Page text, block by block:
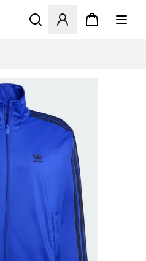
Åbner en Modal til at